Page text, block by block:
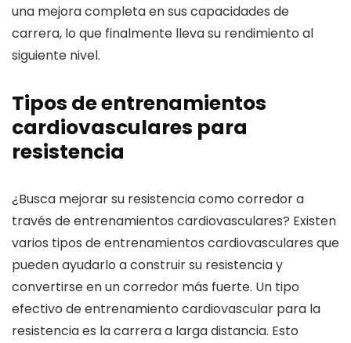
una mejora completa en sus capacidades de
carrera, lo que finalmente lleva su rendimiento al
siguiente nivel.
Tipos de entrenamientos
cardiovasculares para
resistencia
¿Busca mejorar su resistencia como corredor a
través de entrenamientos cardiovasculares? Existen
varios tipos de entrenamientos cardiovasculares que
pueden ayudarlo a construir su resistencia y
convertirse en un corredor más fuerte. Un tipo
efectivo de entrenamiento cardiovascular para la
resistencia es la carrera a larga distancia. Esto